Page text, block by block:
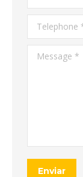
Telephone *
Message *
Enviar